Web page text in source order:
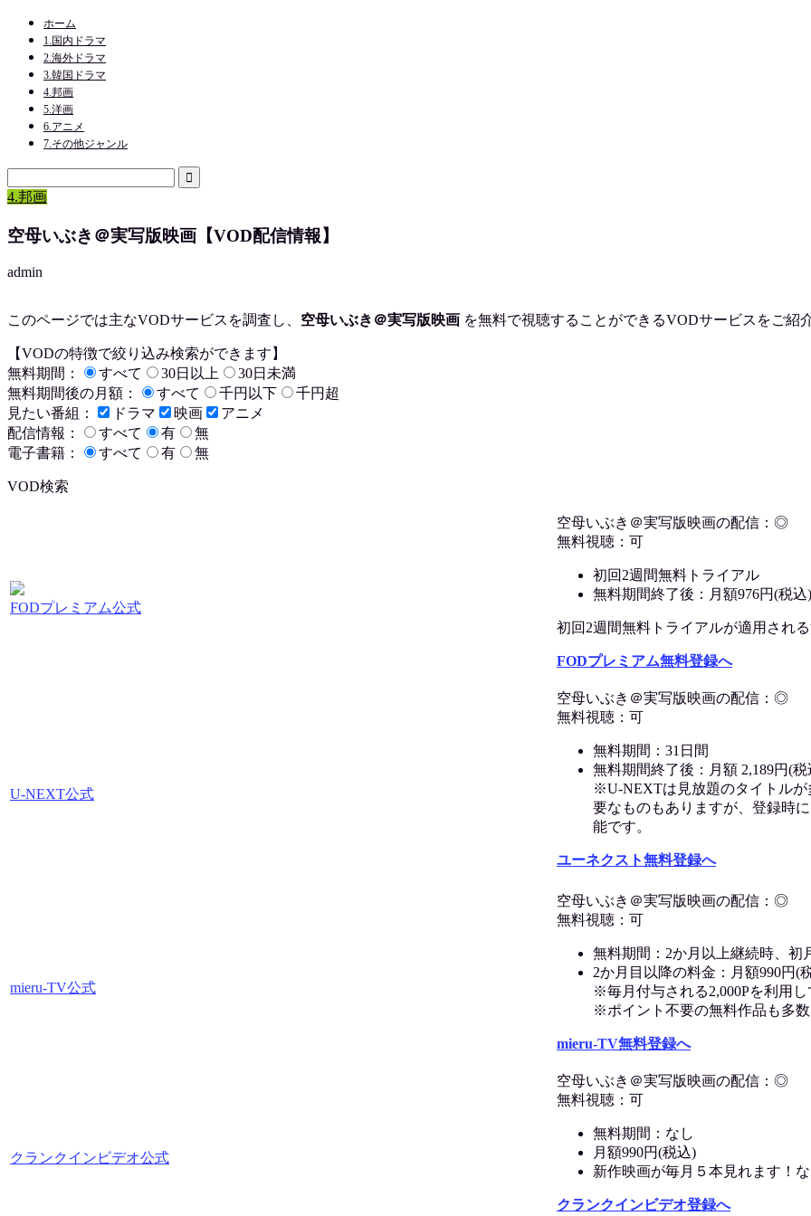
ホーム
1.国内ドラマ
2.海外ドラマ
3.韓国ドラマ
4.邦画
5.洋画
6.アニメ
7.その他ジャンル
4.邦画
空母いぶき＠実写版映画【VOD配信情報】
admin
このページでは主なVODサービスを調査し、 空母いぶき＠実写版映画 を無料で視聴することができるVODサービスをご紹
【VODの特徴で絞り込み検索ができます】
無料期間：
すべて 30日以上
30日未満
無料期間後の月額：
すべて 千円以下
千円超
見たい番組：
ドラマ 映画
アニメ
配信情報：
すべて 有
無
電子書籍：
すべて 有 無
VOD検索
FODプレミアム公式
空母いぶき＠実写版映画の配信：◎
無料視聴：可
初回2週間無料トライアル
無料期間終了後：月額976円(税込)
初回2週間無料トライアルが適用され
FODプレミアム無料登録へ
U-NEXT公式
空母いぶき＠実写版映画の配信：◎
無料視聴：可
無料期間：31日間
無料期間終了後：月額 2,189円(税
※U-NEXTは見放題のタイトル
要なものもありますが、登録時
能です。
ユーネクスト無料登録へ
mieru-TV公式
空母いぶき＠実写版映画の配信：◎
無料視聴：可
無料期間：2か月以上継続時、初
2か月目以降の料金：月額990円(
※毎月付与される2,000Pを利用
※ポイント不要の無料作品も多
mieru-TV無料登録へ
クランクインビデオ公式
空母いぶき＠実写版映画の配信：◎
無料視聴：可
無料期間：なし
月額990円(税込)
新作映画が毎月５本見れます！
クランクインビデオ登録へ